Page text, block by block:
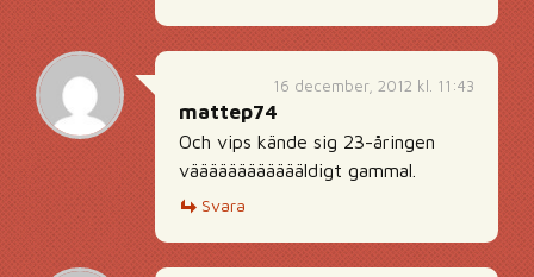
16 december, 2012 kl. 11:43
mattep74
Och vips kände sig 23-åringen
vääääääääääääldigt gammal.
Svara